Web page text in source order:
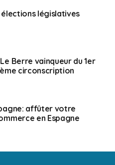
législatives
Le Berre vainqueur du 1er
circonscription
affûter votre
en Espagne